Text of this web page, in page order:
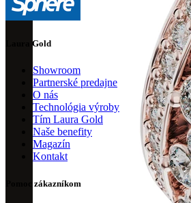
Laura Gold
Showroom
Partnerské predajne
O nás
Technológia výroby
Tím Laura Gold
Naše benefity
Magazín
Kontakt
Pomoc zákazníkom